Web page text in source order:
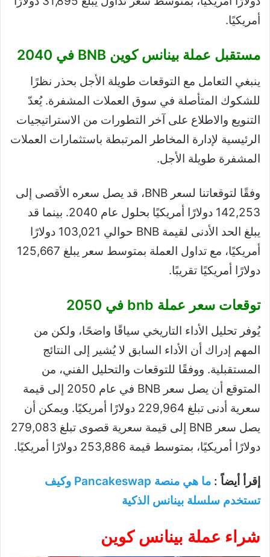
أمريكيًا.
مستقبل عملة بينانس كوين BNB في 2040
ينبغي التعامل مع التوقعات طويلة الأجل بحذر نظرًا
للشكوك المتأصلة في سوق العملات المشفرة. يُعدّ
التنويع والاطلاع على آخر التطورات من الاستراتيجيات
الرئيسية لإدارة المخاطر المرتبطة باستثمارات العملات
المشفرة طويلة الأجل.
وفقًا لتوقعاتنا لسعر BNB، قد يصل سعره الأقصى إلى
142,253 دولارًا أمريكيًا بحلول عام 2040. بينما قد
يبلغ الحد الأدنى لقيمة BNB حوالي 103,021 دولارًا
أمريكيًا، مع تداول العملة بمتوسط ​​سعر يبلغ 125,667
دولارًا أمريكيًا تقريبًا.
توقعات سعر عملة bnb في 2050
يُوفر تحليل الأداء التاريخي سياقًا واضحًا، ولكن من
المهم إدراك أن الأداء السابق لا يُشير إلى النتائج
المستقبلية. ووفقًا للتوقعات والتحليل الفني، من
المتوقع أن يصل سعر BNB في عام 2050 إلى قيمة
سعرية أدنى تبلغ 229,964 دولارًا أمريكيًا. ويمكن أن
يصل سعر BNB إلى قيمة سعرية قصوى تبلغ 279,083
دولارًا أمريكيًا، بمتوسط ​​قيمة 253,886 دولارًا أمريكيًا.
إقرأ أيضاً :
ما هي منصة Pancakeswap وكيف
تستخدم سلسلة بينانس الذكية
شراء عملة بينانس كوين